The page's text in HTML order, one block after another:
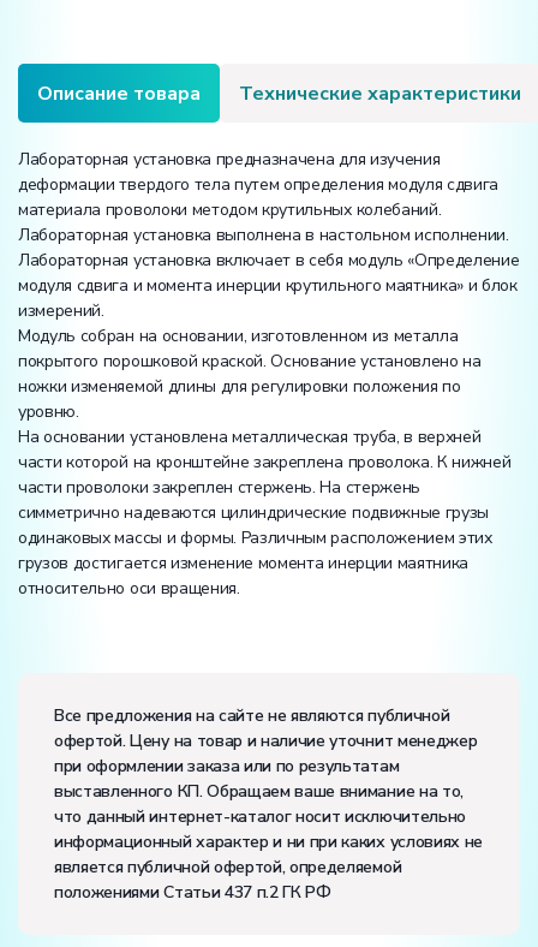
маятника»
Описание товара Технические характеристики
Лабораторная установка предназначена для изучения
деформации твердого тела путем определения модуля сдвига
материала проволоки методом крутильных колебаний.
Лабораторная установка выполнена в настольном исполнении.
Лабораторная установка включает в себя модуль «Определение
модуля сдвига и момента инерции крутильного маятника» и блок
измерений.
Модуль собран на основании, изготовленном из металла
покрытого порошковой краской. Основание установлено на
ножки изменяемой длины для регулировки положения по
уровню.
На основании установлена металлическая труба, в верхней
части которой на кронштейне закреплена проволока. К нижней
части проволоки закреплен стержень. На стержень
симметрично надеваются цилиндрические подвижные грузы
одинаковых массы и формы. Различным расположением этих
грузов достигается изменение момента инерции маятника
относительно оси вращения.
Размеры (Д x Ш x В):
Потребляемая мощность, В·А:50
Электропитание:
напряжение, В:220
частота, Гц:50
Класс защиты от поражения электрическим током:
Диапазон рабочих температур, ˚С:+10…+35
Влажность, %:до 80
Все предложения на сайте не являются публичной
офертой. Цену на товар и наличие уточнит менеджер
при оформлении заказа или по результатам
выставленного КП. Обращаем ваше внимание на то,
что данный интернет-каталог носит исключительно
информационный характер и ни при каких условиях не
является публичной офертой, определяемой
положениями Статьи 437 п.2 ГК РФ